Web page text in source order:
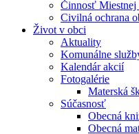
Činnosť
Civilná ochrana
Život v obci
Aktuality
Komunálne
Kalendár akcií
Fotogalérie
Materská
Súčasnosť
Obecná
Obecná